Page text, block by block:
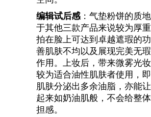
编辑试后感：气垫粉饼的质
于其他三款产品来说较为厚
拍在脸上可达到卓越遮瑕的
善肌肤不均以及展现完美无
作用。上妆后，带来微雾光妆
较为适合油性肌肤者使用，
肌肤分泌出多余油脂，亦能
起来如奶油肌般，不会给整
担感。